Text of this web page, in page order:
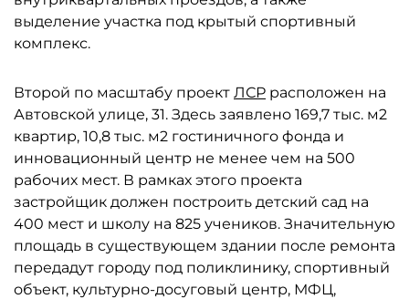
выделение участка под крытый спортивный
комплекс.
Второй по масштабу проект ЛСР расположен на
Автовской улице, 31. Здесь заявлено 169,7 тыс. м2
квартир, 10,8 тыс. м2 гостиничного фонда и
инновационный центр не менее чем на 500
рабочих мест. В рамках этого проекта
застройщик должен построить детский сад на
400 мест и школу на 825 учеников. Значительную
площадь в существующем здании после ремонта
передадут городу под поликлинику, спортивный
объект, культурно-досуговый центр, МФЦ,